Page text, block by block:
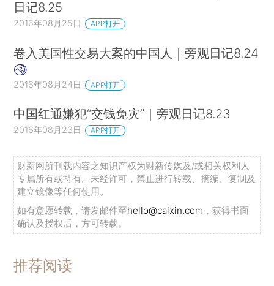
日记8.25
2016年08月25日 APP打开
卷入美国性交易大案的中国人｜旁观日记8.24
2016年08月24日 APP打开
中国红通嫌犯“交钱免灾”｜旁观日记8.23
2016年08月23日 APP打开
财新网所刊载内容之知识产权为财新传媒及/或相关权利人
专属所有或持有。未经许可，禁止进行转载、摘编、复制及
建立镜像等任何使用。
如有意愿转载，请发邮件至hello@caixin.com ，获得书面
确认及授权后，方可转载。
推荐阅读